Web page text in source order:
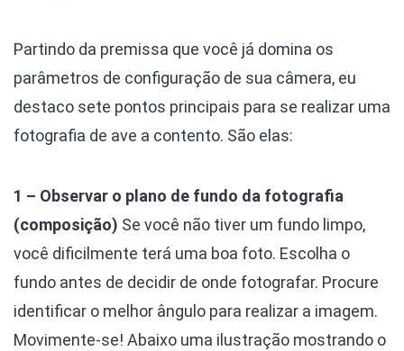
Partindo da premissa que você já domina os
parâmetros de configuração de sua câmera, eu
destaco sete pontos principais para se realizar uma
fotografia de ave a contento. São elas:
1 – Observar o plano de fundo da fotografia
(composição) Se você não tiver um fundo limpo,
você dificilmente terá uma boa foto. Escolha o
fundo antes de decidir de onde fotografar. Procure
identificar o melhor ângulo para realizar a imagem.
Movimente-se! Abaixo uma ilustração mostrando o